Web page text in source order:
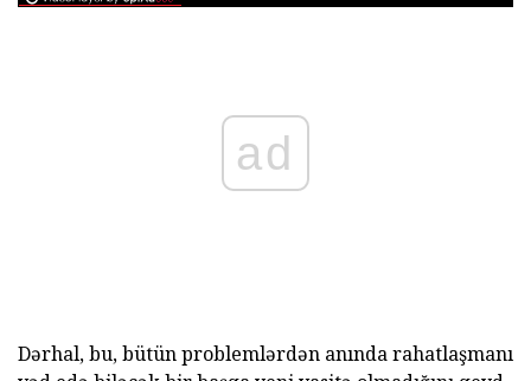
ad
Dərhal, bu, bütün problemlərdən anında rahatlaşmanı